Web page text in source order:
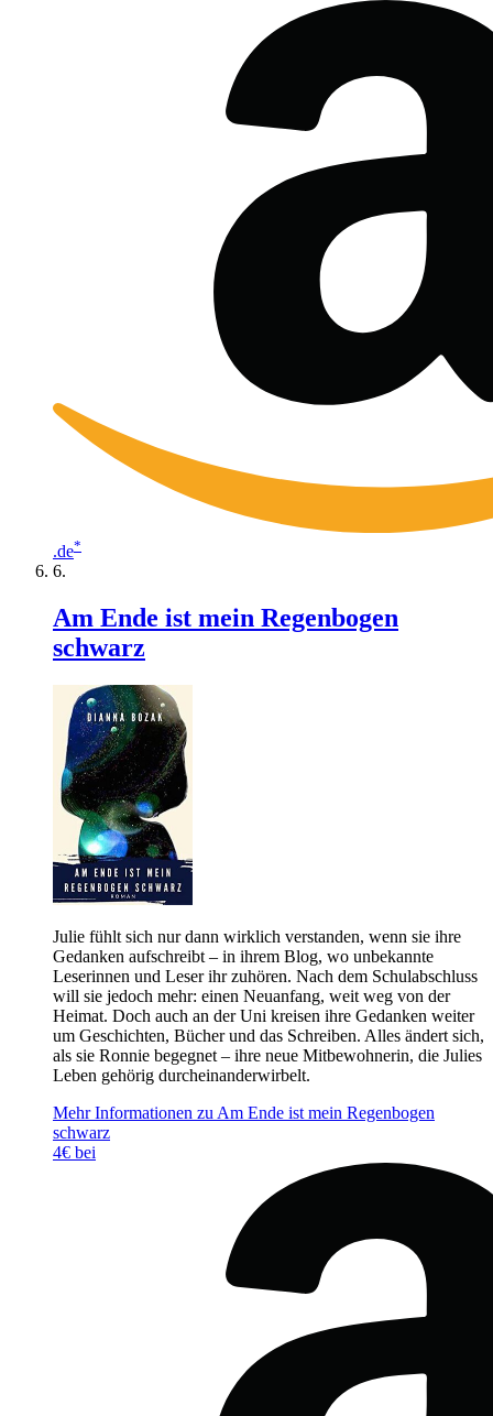
.de*
Am Ende ist mein Regenbogen
schwarz
Julie fühlt sich nur dann wirklich verstanden, wenn sie ihre
Gedanken aufschreibt – in ihrem Blog, wo unbekannte
Leserinnen und Leser ihr zuhören. Nach dem Schulabschluss
will sie jedoch mehr: einen Neuanfang, weit weg von der
Heimat. Doch auch an der Uni kreisen ihre Gedanken weiter
um Geschichten, Bücher und das Schreiben. Alles ändert sich,
als sie Ronnie begegnet – ihre neue Mitbewohnerin, die Julies
Leben gehörig durcheinanderwirbelt.
Mehr Informationen zu Am Ende ist mein Regenbogen
schwarz
4€ bei